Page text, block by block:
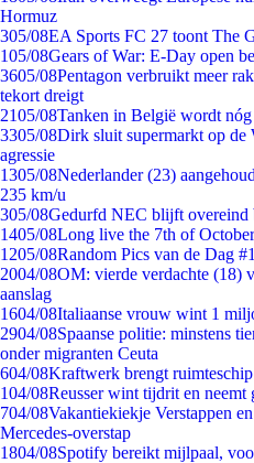
Hormuz
305/08EA Sports FC 27 toont The
105/08Gears of War: E-Day open
3605/08Pentagon verbruikt meer
tekort dreigt
2105/08Tanken in België wordt
3305/08Dirk sluit supermarkt op de
agressie
1305/08Nederlander (23)
235 km/u
305/08Gedurfd NEC blijft overeind
1405/08Long live the 7th of October
1205/08Random Pics van de Dag
2004/08OM: vierde verdachte (18)
aanslag
1604/08Italiaanse vrouw wint 1
2904/08Spaanse politie: minstens
onder migranten Ceuta
604/08Kraftwerk brengt
104/08Reusser wint tijdrit en neemt
704/08Vakantiekiekje Verstappen
Mercedes-overstap
1804/08Spotify bereikt mijlpaal,